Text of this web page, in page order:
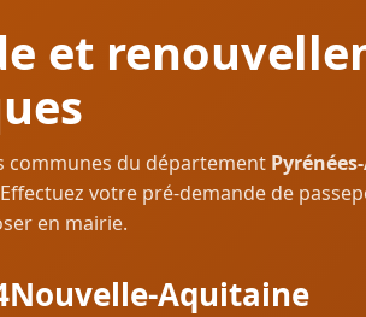
et
communes du département
votre pré-demande de
en mairie.
Nouvelle-Aquitaine